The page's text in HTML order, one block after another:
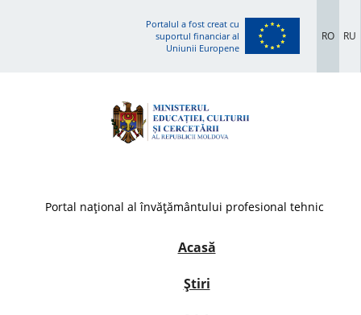
Portalul a fost creat cu
suportul financiar al
Uniunii Europene
RO RU
Portal național al învățământului profesional tehnic
Acasă
Știri